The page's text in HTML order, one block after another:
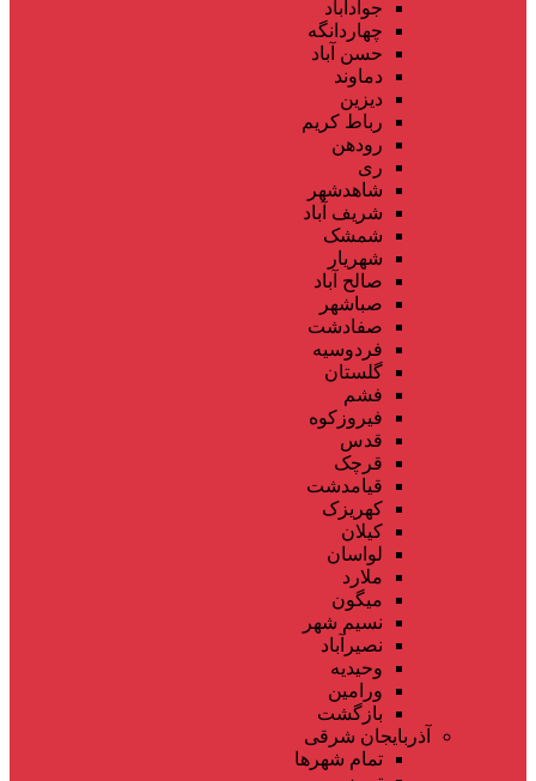
جوادآباد
چهاردانگه
حسن آباد
دماوند
دیزین
رباط کریم
رودهن
ری
شاهدشهر
شریف آباد
شمشک
شهریار
صالح آباد
صباشهر
صفادشت
فردوسیه
گلستان
فشم
فیروزکوه
قدس
قرچک
قیامدشت
کهریزک
کیلان
لواسان
ملارد
میگون
نسیم شهر
نصیرآباد
وحیدیه
ورامین
بازگشت
آذربایجان شرقی
تمام شهر‌ها